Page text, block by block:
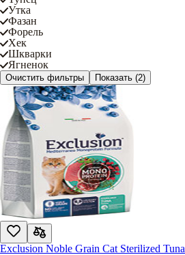
Утка
Фазан
Форель
Хек
Шкварки
Ягненок
Очистить фильтры Показать (2)
Exclusion Noble Grain Cat Sterilized Tuna